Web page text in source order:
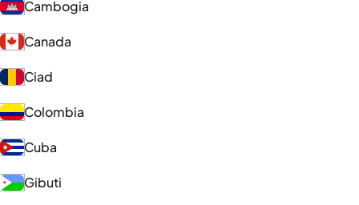
Cambogia
Canada
Ciad
Colombia
Cuba
Gibuti